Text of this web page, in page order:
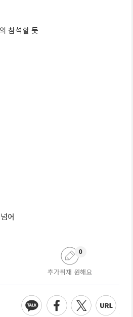
참석할 듯
어
추가취재 원해요
0